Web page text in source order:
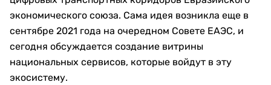
экономического союза. Сама идея возникла еще в
сентябре 2021 года на очередном Совете ЕАЭС, и
сегодня обсуждается создание витрины
национальных сервисов, которые войдут в эту
экосистему.